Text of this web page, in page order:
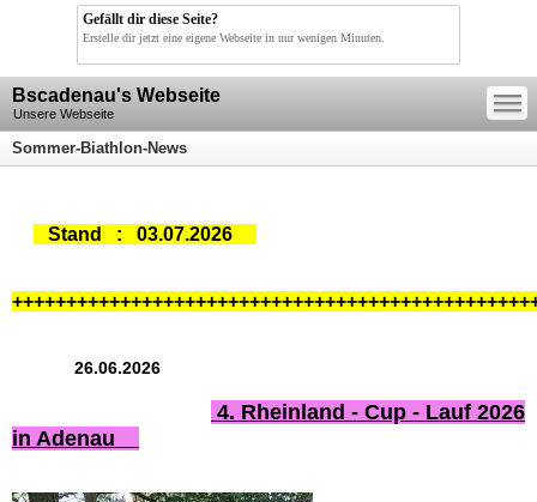
Gefällt dir diese Seite?
Erstelle dir jetzt eine eigene Webseite in nur wenigen Minuten.
Bscadenau's Webseite
Unsere Webseite
—
—
—
Sommer-Biathlon-News
Stand : 03.07.2026
26.06.2026
4. Rheinland - Cup - Lauf 2026
in Adenau